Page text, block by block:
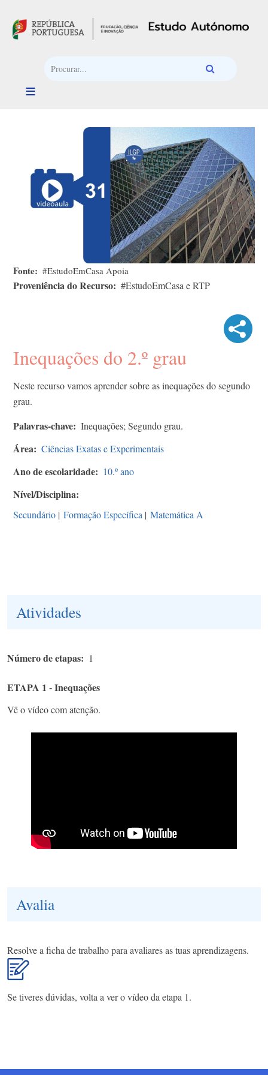
Fonte #EstudoEmCasa Apoia
Proveniência do Recurso #EstudoEmCasa e RTP
Inequações do 2.º grau
Neste recurso vamos aprender sobre as inequações do segundo
grau.
Palavras-chave Inequações; Segundo grau.
Área Ciências Exatas e Experimentais
Ano de escolaridade 10.º ano
Nível/Disciplina
Secundário | Formação Específica | Matemática A
Atividades
Número de etapas 1
ETAPA 1 - Inequações
Vê o vídeo com atenção.
Avalia
Resolve a ficha de trabalho para avaliares as tuas aprendizagens.
Se tiveres dúvidas, volta a ver o vídeo da etapa 1.